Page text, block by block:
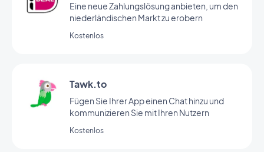
Eine neue Zahlungslösung anbieten, um den
niederländischen Markt zu erobern
Kostenlos
Tawk.to
Fügen Sie Ihrer App einen Chat hinzu und
kommunizieren Sie mit Ihren Nutzern
Kostenlos